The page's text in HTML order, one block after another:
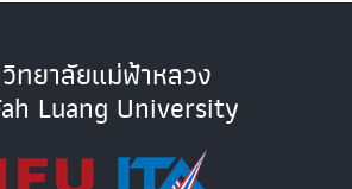
ทยาลัยแม่ฟ้าหลวง
Luang University